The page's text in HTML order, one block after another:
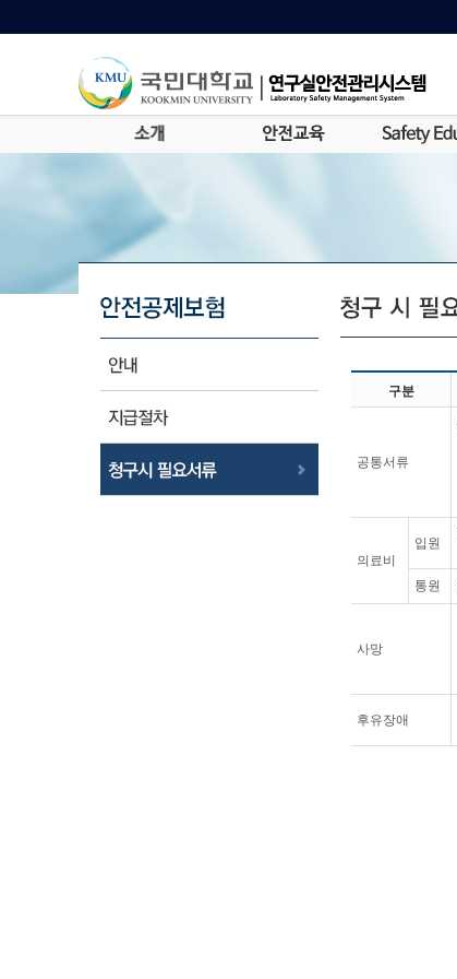
구분
공통서류
의료비
입원
통원
사망
후유장애